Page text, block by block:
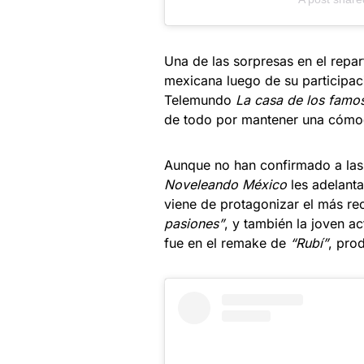
Una de las sorpresas en el
mexicana luego de su
Telemundo La casa de los
de todo por mantener una
Aunque no han confirmado a
Noveleando México les
viene de protagonizar el más
pasiones”, y también la joven
fue en el remake de “Rubí”,